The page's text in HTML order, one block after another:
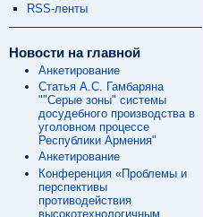
RSS-ленты
Новости на главной
Анкетирование
Статья А.С. Гамбаряна
""Серые зоны" системы
досудебного производства в
уголовном процессе
Республики Армения"
Анкетирование
Конференция «Проблемы и
перспективы
противодействия
высокотехнологичным